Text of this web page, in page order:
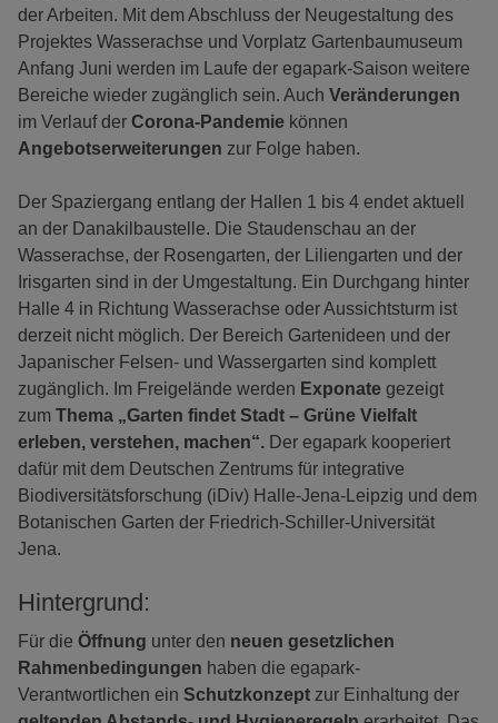
der Arbeiten. Mit dem Abschluss der Neugestaltung des
Projektes Wasserachse und Vorplatz Gartenbaumuseum
Anfang Juni werden im Laufe der egapark-Saison weitere
Bereiche wieder zugänglich sein. Auch Veränderungen
im Verlauf der Corona-Pandemie können
Angebotserweiterungen zur Folge haben.
Der Spaziergang entlang der Hallen 1 bis 4 endet aktuell
an der Danakilbaustelle. Die Staudenschau an der
Wasserachse, der Rosengarten, der Liliengarten und der
Irisgarten sind in der Umgestaltung. Ein Durchgang hinter
Halle 4 in Richtung Wasserachse oder Aussichtsturm ist
derzeit nicht möglich. Der Bereich Gartenideen und der
Japanischer Felsen- und Wassergarten sind komplett
zugänglich. Im Freigelände werden Exponate gezeigt
zum Thema „Garten findet Stadt – Grüne Vielfalt
erleben, verstehen, machen“. Der egapark kooperiert
dafür mit dem Deutschen Zentrums für integrative
Biodiversitätsforschung (iDiv) Halle-Jena-Leipzig und dem
Botanischen Garten der Friedrich-Schiller-Universität
Jena.
Hintergrund:
Für die Öffnung unter den neuen gesetzlichen
Rahmenbedingungen haben die egapark-
Verantwortlichen ein Schutzkonzept zur Einhaltung der